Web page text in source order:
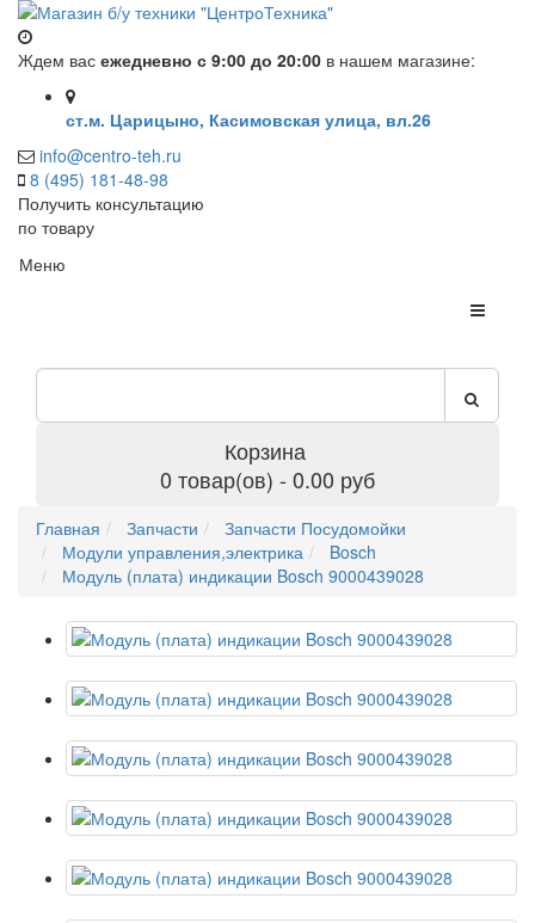
Ждем вас ежедневно с 9:00 до 20:00 в нашем магазине:
ст.м. Царицыно, Касимовская улица, вл.26
info@centro-teh.ru
8 (495) 181-48-98
Получить консультацию
по товару
Меню
Корзина
0 товар(ов) - 0.00 руб
Главная Запчасти
Запчасти Посудомойки
Модули управления,электрика
Bosch
Модуль (плата) индикации Bosch 9000439028